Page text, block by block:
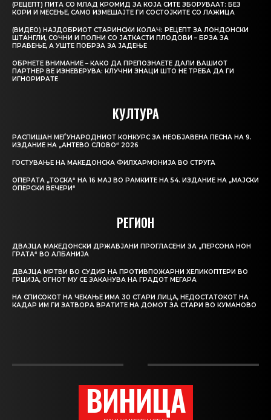
(РЕЦЕПТ) ПИТА СО МЛАД КРОМИД ЗА КОЈА СИТЕ ЗБОРУВААТ: БЕЗ
КОРИ И МЕСЕЊЕ, САМО ИЗМЕШАЈТЕ ГИ СОСТОЈКИТЕ СО ЛАЖИЦА
(ВИДЕО) НАЈДОБРИОТ СТАРИНСКИ КОЛАЧ: РЕЦЕПТ ЗА ЛОНДОНСКИ
ШТАНГЛИ, СОЧНИ И ПОЛНИ СО ЈАТКАСТИ ПЛОДОВИ – БРЗА ЗА
ПРАВЕЊЕ, А УШТЕ ПОБРЗА ЗА ЈАДЕЊЕ
ОБРНЕТЕ ВНИМАНИЕ – КАКО ДА ПРЕПОЗНАЕТЕ ДАЛИ ВАШИОТ
ПАРТНЕР ВЕ ИЗНЕВЕРУВА: КЛУЧНИ ЗНАЦИ ШТО НЕ ТРЕБА ДА ГИ
ИГНОРИРАТЕ
КУЛТУРА
РАСПИШАН МЕЃУНАРОДНИОТ КОНКУРС ЗА НЕОБЈАВЕНА ПЕСНА НА 9.
ИЗДАНИЕ НА „АНТЕВО СЛОВО“ 2026
ГОСТУВАЊЕ НА МАКЕДОНСКА ФИЛХАРМОНИЈА ВО СТРУГА
ОПЕРАТА „ТОСКА“ НА 16 МАЈ ВО РАМКИТЕ НА 54. ИЗДАНИЕ НА „МАЈСКИ
ОПЕРСКИ ВЕЧЕРИ“
РЕГИОН
ДВАЈЦА МАКЕДОНСКИ ДРЖАВЈАНИ ПРОГЛАСЕНИ ЗА „ПЕРСОНА НОН
ГРАТА“ ВО АЛБАНИЈА
ДВАЈЦА МРТВИ ВО СУДИР НА ПРОТИВПОЖАРНИ ХЕЛИКОПТЕРИ ВО
ГРЦИЈА, ОГНОТ МУ СЕ ЗАКАНУВА НА ГРАДОТ МЕГАРА
НА СПИСОКОТ НА ЧЕКАЊЕ ИМА 30 СТАРИ ЛИЦА, НЕДОСТАТОКОТ НА
КАДАР ИМ ГИ ЗАТВОРА ВРАТИТЕ НА ДОМОТ ЗА СТАРИ ВО КУМАНОВО
ВИНИЦА